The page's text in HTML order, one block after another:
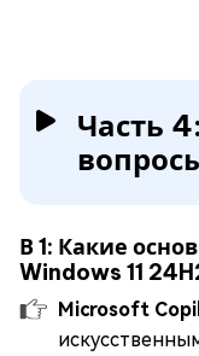
Часть
В 1: Какие
Windows 11
Microsoft